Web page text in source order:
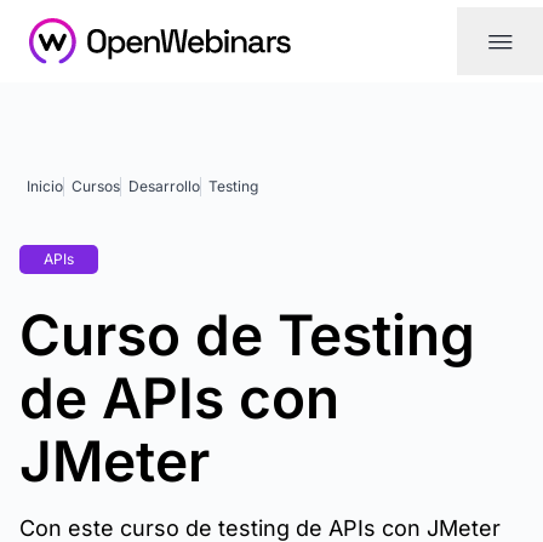
|||
Inicio Cursos Desarrollo Testing
APIs
Curso de Testing
de APIs con
JMeter
Con este curso de testing de APIs con JMeter